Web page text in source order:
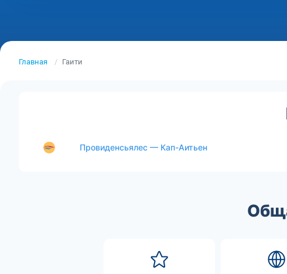
Главная Гаити
Провиденсьялес — Кап-Аитьен